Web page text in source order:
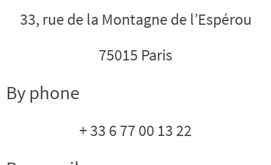
33, rue de la Montagne de l’Espérou
75015 Paris
By phone
+ 33 6 77 00 13 22